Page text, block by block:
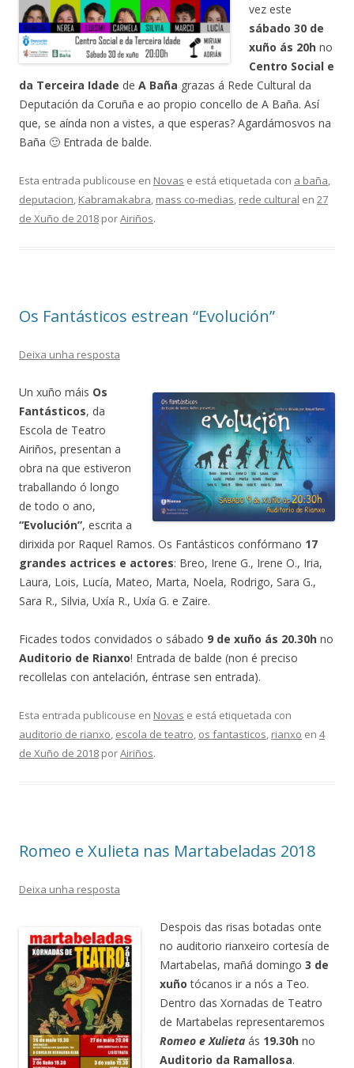
vez este
sábado 30 de
xuño ás 20h no
Centro Social e
da Terceira Idade de A Baña grazas á Rede Cultural da
Deputación da Coruña e ao propio concello de A Baña. Así
que, se aínda non a vistes, a que esperas? Agardámosvos na
Baña 🙂 Entrada de balde.
Esta entrada publicouse en Novas e está etiquetada con a baña
deputacion Kabramakabra mass co-medias rede cultural en 27
de Xuño de 2018 porAiriños.
Os Fantásticos estrean “Evolución”
Deixa unha resposta
Un xuño máis Os
Fantásticos, da
Escola de Teatro
Airiños, presentan a
obra na que estiveron
traballando ó longo
de todo o ano,
“Evolución”, escrita a
dirixida por Raquel Ramos. Os Fantásticos confórmano 17
grandes actrices e actores: Breo, Irene G., Irene O., Iria,
Laura, Lois, Lucía, Mateo, Marta, Noela, Rodrigo, Sara G.,
Sara R., Silvia, Uxía R., Uxía G. e Zaire.
Ficades todos convidados o sábado 9 de xuño ás 20.30h no
Auditorio de Rianxo! Entrada de balde (non é preciso
recollelas con antelación, éntrase sen entrada).
Esta entrada publicouse en Novas e está etiquetada con
auditorio de rianxo escola de teatro os fantasticos rianxo en 4
de Xuño de 2018 porAiriños.
Romeo e Xulieta nas Martabeladas 2018
Deixa unha resposta
Despois das risas botadas onte
no auditorio rianxeiro cortesía de
Martabelas, mañá domingo 3 de
xuño tócanos ir a nós a Teo.
Dentro das Xornadas de Teatro
de Martabelas representaremos
Romeo e Xulieta ás 19.30h no
Auditorio da Ramallosa.